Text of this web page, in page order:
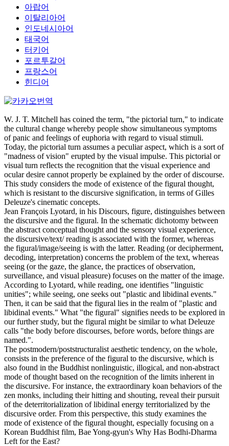
아랍어
이탈리아어
인도네시아어
태국어
터키어
포르투갈어
프랑스어
힌디어
W. J. T. Mitchell has coined the term, "the pictorial turn," to indicate
the cultural change whereby people show simultaneous symptoms
of panic and feelings of euphoria with regard to visual stimuli.
Today, the pictorial turn assumes a peculiar aspect, which is a sort of
"madness of vision" erupted by the visual impulse. This pictorial or
visual turn reflects the recognition that the visual experience and
ocular desire cannot properly be explained by the order of discourse.
This study considers the mode of existence of the figural thought,
which is resistant to the discursive signification, in terms of Gilles
Deleuze's cinematic concepts.
Jean François Lyotard, in his Discours, figure, distinguishes between
the discursive and the figural. In the schematic dichotomy between
the abstract conceptual thought and the sensory visual experience,
the discursive/text/ reading is associated with the former, whereas
the figural/image/seeing is with the latter. Reading (or decipherment,
decoding, interpretation) concerns the problem of the text, whereas
seeing (or the gaze, the glance, the practices of observation,
surveillance, and visual pleasure) focuses on the matter of the image.
According to Lyotard, while reading, one identifies "linguistic
unities"; while seeing, one seeks out "plastic and libidinal events."
Then, it can be said that the figural lies in the realm of "plastic and
libidinal events." What "the figural" signifies needs to be explored in
our further study, but the figural might be similar to what Deleuze
calls "the body before discourses, before words, before things are
named.".
The postmodern/poststructuralist aesthetic tendency, on the whole,
consists in the preference of the figural to the discursive, which is
also found in the Buddhist nonlinguistic, illogical, and non-abstract
mode of thought based on the recognition of the limits inherent in
the discursive. For instance, the extraordinary koan behaviors of the
zen monks, including their hitting and shouting, reveal their pursuit
of the deterritorialization of libidinal energy territorialized by the
discursive order. From this perspective, this study examines the
mode of existence of the figural thought, especially focusing on a
Korean Buddhist film, Bae Yong-gyun's Why Has Bodhi-Dharma
Left for the East?